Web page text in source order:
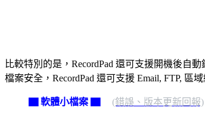
比較特別的是，RecordPad 還可支援開機後自
檔案安全，RecordPad 還可支援 Email, FTP,
▇ 軟體小檔案 ▇ (錯誤、版本更新回報)